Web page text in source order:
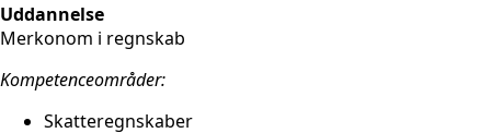
Uddannelse
Merkonom i regnskab
Kompetenceområder:
Skatteregnskaber